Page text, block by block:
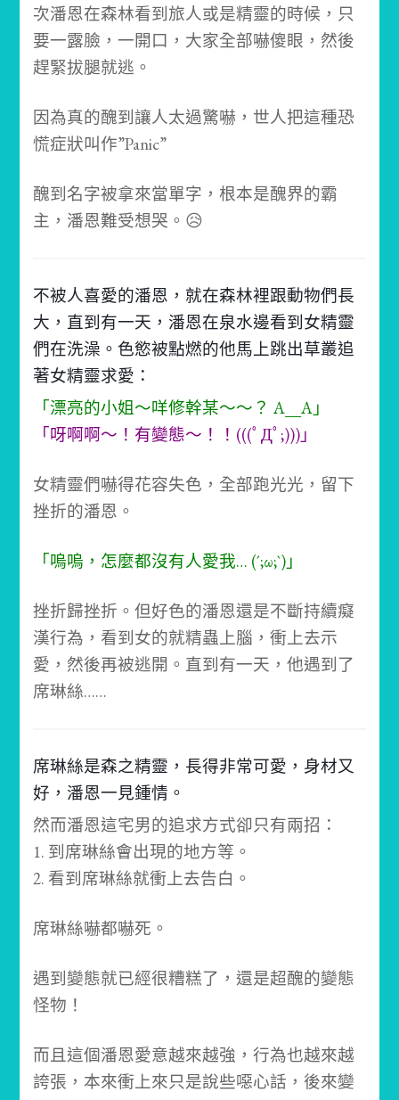
次潘恩在森林看到旅人或是精靈的時候，只
要一露臉，一開口，大家全部嚇傻眼，然後
趕緊拔腿就逃。
因為真的醜到讓人太過驚嚇，世人把這種恐
慌症狀叫作”Panic”
醜到名字被拿來當單字，根本是醜界的霸
主，潘恩難受想哭。😥
不被人喜愛的潘恩，就在森林裡跟動物們長
大，直到有一天，潘恩在泉水邊看到女精靈
們在洗澡。 色慾被點燃的他馬上跳出草叢追
著女精靈求愛：
「漂亮的小姐～咩修幹某～～？ A__A」
「呀啊啊～！有變態～！！(((ﾟДﾟ;)))」
女精靈們嚇得花容失色，全部跑光光，留下
挫折的潘恩。
「嗚嗚，怎麼都沒有人愛我… (´;ω;`)」
挫折歸挫折。但好色的潘恩還是不斷持續癡
漢行為，看到女的就精蟲上腦，衝上去示
愛，然後再被逃開。直到有一天，他遇到了
席琳絲……
席琳絲是森之精靈，長得非常可愛，身材又
好，潘恩一見鍾情。
然而潘恩這宅男的追求方式卻只有兩招：
1. 到席琳絲會出現的地方等。
2. 看到席琳絲就衝上去告白。
席琳絲嚇都嚇死。
遇到變態就已經很糟糕了，還是超醜的變態
怪物！
而且這個潘恩愛意越來越強，行為也越來越
誇張，本來衝上來只是說些噁心話，後來變